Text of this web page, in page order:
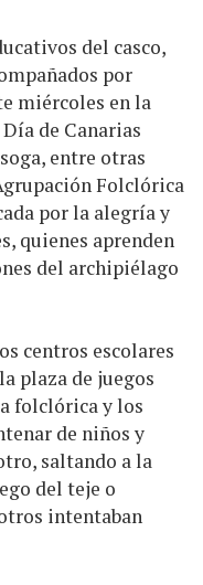
del casco,
por
miércoles en la
de Canarias
entre otras
Folclórica
por la alegría y
quienes aprenden
del archipiélago
centros escolares
plaza de juegos
folclórica y los
de niños y
saltando a la
del teje o
intentaban